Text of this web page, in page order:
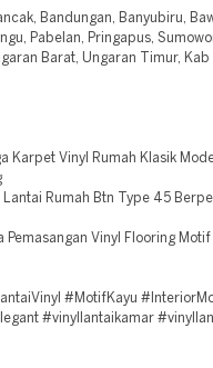
Bandungan, Banyubiru,
Pabelan, Pringapus,
Barat, Ungaran Timur,
Karpet Vinyl Rumah Klasik
Rumah Btn Type 45
Vinyl Flooring
#MotifKayu
#vinyllantaikamar